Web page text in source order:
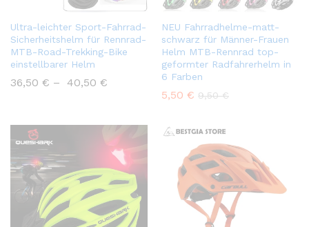
Ultra-leichter Sport-Fahrrad-
Sicherheitshelm für Rennrad-
MTB-Road-Trekking-Bike
einstellbarer Helm
36,50 € – 40,50 €
NEU Fahrradhelme-matt-
schwarz für Männer-Frauen
Helm MTB-Rennrad top-
geformter Radfahrerhelm in
6 Farben
5,50 € 9,50€